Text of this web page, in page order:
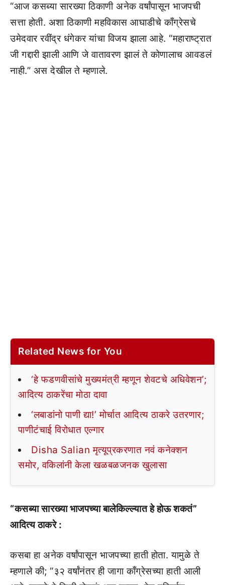
“आज कसब्या सारख्या ठिकाणी अनेक वर्षांपासून भाजपची
सत्ता होती. अशा ठिकाणी महविकास आघाडीचे काँग्रेसचे
उमेदवार रवींद्र धंगेकर यांचा विजय झाला आहे. “महाराष्ट्रात
जी गद्दारी झाली आणि जे वातावरण झालं ते कोणालाच आवडलं
नाही.” अस देखील ते म्हणाले.
Related News for You
‘हे फडणवीसांचे मुख्यमंत्री म्हणून शेवटचे अधिवेशन’;
आदित्य ठाकरेंचा मोठा दावा
‘लबाडांनो पाणी द्या!’ मोर्चात आदित्य ठाकरे उतरणार;
पाणीटंचाई विरोधात एल्गार
Disha Salian मृत्यूप्रकरणात नवं कनेक्शन
समोर, वकिलांनी केला खळबळजनक खुलासा
“कसब्या सारख्या भाजपच्या बालेकिल्ल्यात हे होऊ शकतं”
आदित्य ठाकरे :
कसबा हा अनेक वर्षांपासून भाजपच्या हाती होता. यामुळे ते
म्हणाले की; “३२ वर्षांनंतर ही जागा काँग्रेसच्या हाती आली